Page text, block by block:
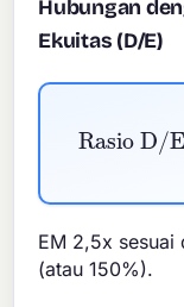
Hubungan
Ekuitas (D/E)
Rasio D/E
EM 2,5x sesuai
(atau 150%).